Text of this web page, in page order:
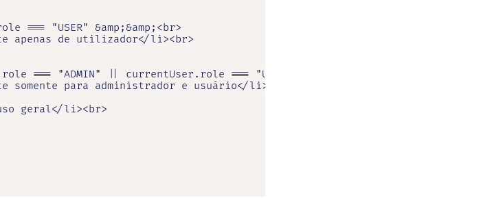
=== "USER" &amp;&amp;<br>
apenas de utilizador</li><br>
=== "ADMIN" || currentUser.role === "USER") &amp;&amp;<br>
somente para administrador e usuário</li><br>
geral</li><br>